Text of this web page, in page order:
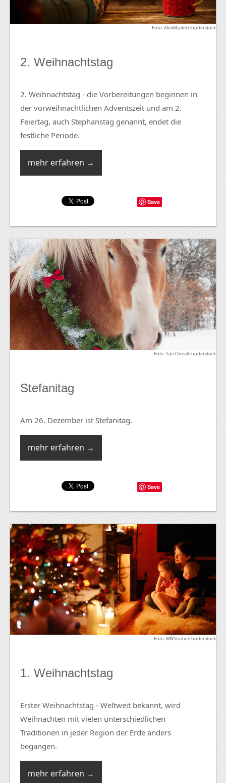
Foto: AlexMaster/shutterstock
2. Weihnachtstag
2. Weihnachtstag - die Vorbereitungen beginnen in
der vorweihnachtlichen Adventszeit und am 2.
Feiertag, auch Stephanstag genannt, endet die
festliche Periode.
mehr erfahren →
Save
Foto: Sari Oneal/shutterstock
Stefanitag
Am 26. Dezember ist Stefanitag.
mehr erfahren →
Save
Foto: MNStudio/shutterstock
1. Weihnachtstag
Erster Weihnachtstag - Weltweit bekannt, wird
Weihnachten mit vielen unterschiedlichen
Traditionen in jeder Region der Erde anders
begangen.
mehr erfahren →